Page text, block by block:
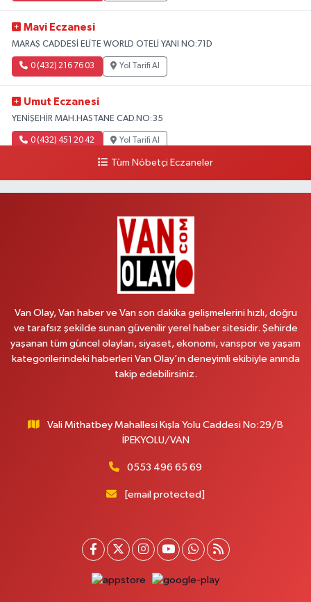
Mavi Eczanesi
MARAŞ CADDESİ ELİTE WORLD OTELİ YANI NO:71D
0 (432) 216 76 03 Yol Tarifi Al
Umut Eczanesi
YENİŞEHİR MAH.HASTANE CAD.NO:35
0 (432) 451 20 42 Yol Tarifi Al
VALİ MİTHAT BEY MAH.SIHKE CAD.HZ.ÖMER CAMİ YANI NO:6B
Yol Tarifi Al
ÜNİVERSİTE HASTANESİ DÖNÜŞÜ KAMPÜS GALERİCİLER SİTESİ YANI
Kumsal Eczanesi
ORTA MAH.MUSLİH GÖRENTAŞ BULVARI,GİMPAŞ MARKET YANI NO:62 B
Yol Tarifi Al
VALİ MİTHAT BEY MAH. DEFTERDARLIK CAD. MİLANO HOTEL YANI
DOĞUŞ MARKET KARŞISI NO:20 B
Yol Tarifi Al
Gündüz Eczanesi
0 (432) 712 27 27 Yol Tarifi Al
Nesli Eczanesi
Tüm Nöbetçi Eczaneler
Van Olay, Van haber ve Van son dakika gelişmelerini hızlı, doğru
ve tarafsız şekilde sunan güvenilir yerel haber sitesidir. Şehirde
yaşanan tüm güncel olayları, siyaset, ekonomi, vanspor ve yaşam
kategorilerindeki haberleri Van Olay’ın deneyimli ekibiyle anında
takip edebilirsiniz.
Vali Mithatbey Mahallesi Kışla Yolu Caddesi No:29/B
İPEKYOLU/VAN
0553 496 65 69
[email protected]